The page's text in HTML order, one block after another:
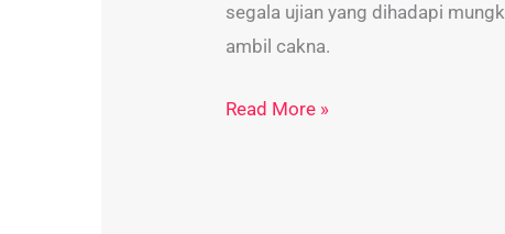
segala ujian yang dihadapi
ambil cakna.
Read More »